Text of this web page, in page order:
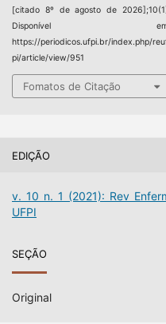
[citado 8º de agosto de
Disponível
https://periodicos.ufpi.br/index.php/
pi/article/view/951
Fomatos de Citação
EDIÇÃO
v. 10 n. 1 (2021): Rev
UFPI
SEÇÃO
Original